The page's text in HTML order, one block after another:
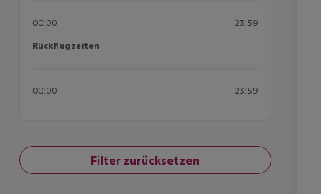
00:00 23:59
Rückflugzeiten
Rückflugzeiten
00:00 23:59
Filter zurücksetzen